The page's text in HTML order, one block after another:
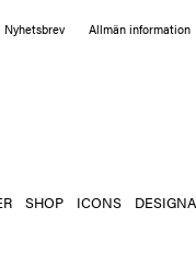
Nyhetsbrev Allmän information
SHOP ICONS